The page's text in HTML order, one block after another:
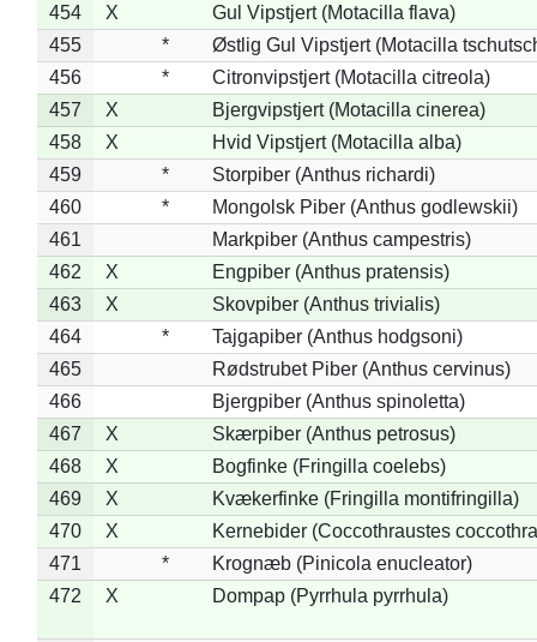
454
X
Gul Vipstjert (Motacilla flava)
455
*
Østlig Gul Vipstjert (Motacilla
456
*
Citronvipstjert (Motacilla citreola)
457
X
Bjergvipstjert (Motacilla cinerea)
458
X
Hvid Vipstjert (Motacilla alba)
459
*
Storpiber (Anthus richardi)
460
*
Mongolsk Piber (Anthus godlewskii)
461
Markpiber (Anthus campestris)
462
X
Engpiber (Anthus pratensis)
463
X
Skovpiber (Anthus trivialis)
464
*
Tajgapiber (Anthus hodgsoni)
465
Rødstrubet Piber (Anthus cervinus)
466
Bjergpiber (Anthus spinoletta)
467
X
Skærpiber (Anthus petrosus)
468
X
Bogfinke (Fringilla coelebs)
469
X
Kvækerfinke (Fringilla montifringilla)
470
X
Kernebider (Coccothraustes
471
*
Krognæb (Pinicola enucleator)
472
X Dompap (Pyrrhula pyrrhula)